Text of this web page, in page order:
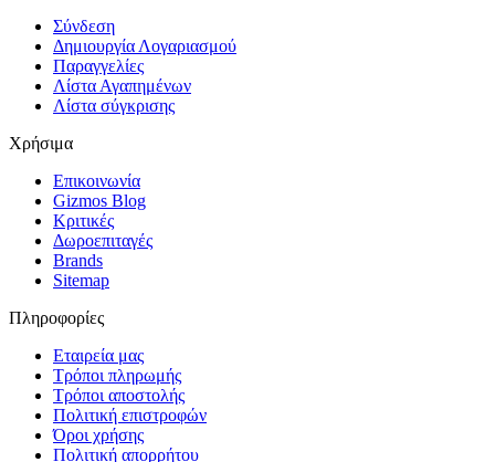
Σύνδεση
Δημιουργία Λογαριασμού
Παραγγελίες
Λίστα Αγαπημένων
Λίστα σύγκρισης
Χρήσιμα
Επικοινωνία
Gizmos Blog
Κριτικές
Δωροεπιταγές
Brands
Sitemap
Πληροφορίες
Εταιρεία μας
Τρόποι πληρωμής
Τρόποι αποστολής
Πολιτική επιστροφών
Όροι χρήσης
Πολιτική απορρήτου